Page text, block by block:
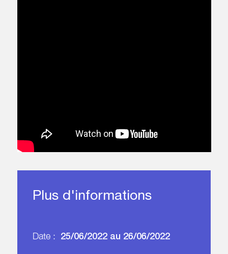
Plus d'informations
Date : 25/06/2022 au 26/06/2022